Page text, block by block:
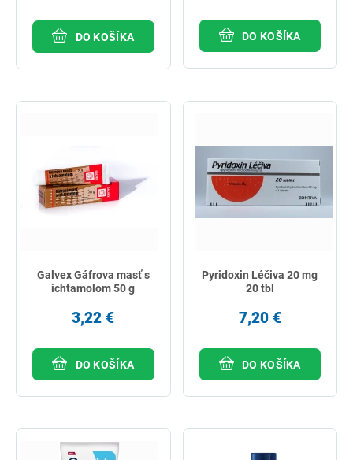
DO KOŠÍKA DO KOŠÍKA
Galvex Gáfrova masť s
ichtamolom 50 g
3,22 €
DO KOŠÍKA
Pyridoxin Léčiva 20 mg
20 tbl
7,20 €
DO KOŠÍKA